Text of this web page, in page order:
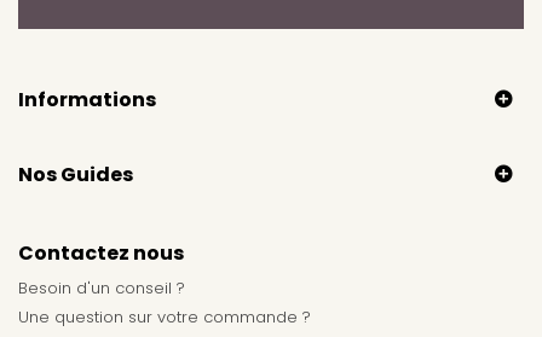
Informations
Nos Guides
Contactez nous
Besoin d'un conseil ?
Une question sur votre commande ?